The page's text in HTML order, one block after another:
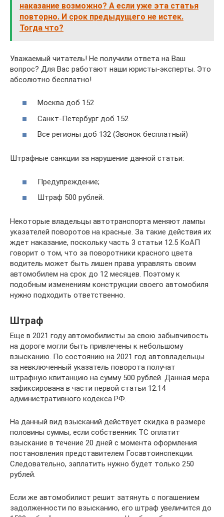
наказание возможно? А если уже эта статья
повторно. И срок предыдущего не истек.
Тогда что?
Уважаемый читатель! Не получили ответа на Ваш
вопрос? Для Вас работают наши юристы-эксперты. Это
абсолютно бесплатно!
Москва доб 152
Санкт-Петербург доб 152
Все регионы доб 132 (Звонок бесплатный)
Штрафные санкции за нарушение данной статьи:
Предупреждение;
Штраф 500 рублей.
Некоторые владельцы автотранспорта меняют лампы
указателей поворотов на красные. За такие действия их
ждет наказание, поскольку часть 3 статьи 12.5 КоАП
говорит о том, что за поворотники красного цвета
водитель может быть лишен права управлять своим
автомобилем на срок до 12 месяцев. Поэтому к
подобным изменениям конструкции своего автомобиля
нужно подходить ответственно.
Штраф
Еще в 2021 году автомобилисты за свою забывчивость
на дороге могли быть привлечены к небольшому
взысканию. По состоянию на 2021 год автовладельцы
за невключенный указатель поворота получат
штрафную квитанцию на сумму 500 рублей. Данная мера
зафиксирована в части первой статьи 12.14
административного кодекса РФ.
На данный вид взысканий действует скидка в размере
половины суммы, если собственник ТС оплатит
взыскание в течение 20 дней с момента оформления
постановления представителем Госавтоинспекции.
Следовательно, заплатить нужно будет только 250
рублей.
Если же автомобилист решит затянуть с погашением
задолженности по взысканию, его штраф увеличится до